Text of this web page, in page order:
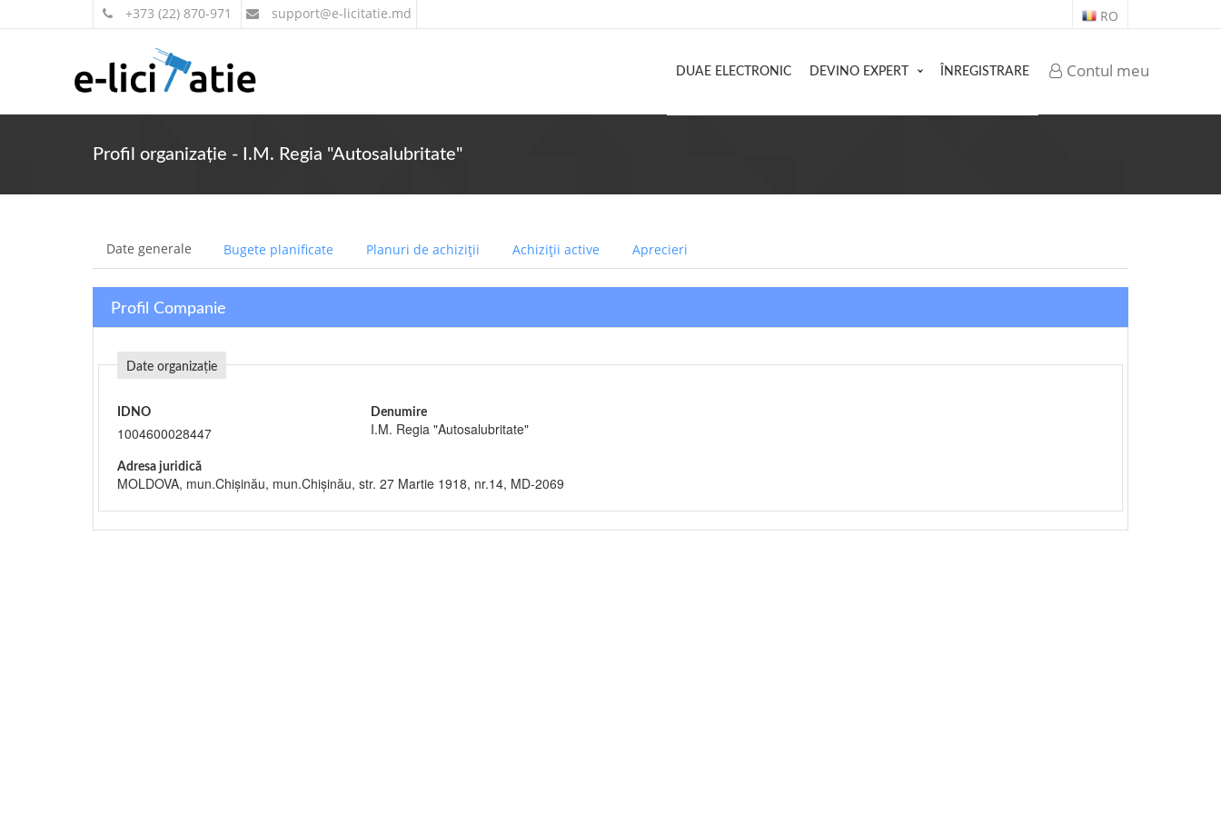
+373 (22) 870-971 support@e-licitatie.md RO
Contul meu
DUAE ELECTRONIC DEVINO EXPERT ÎNREGISTRARE
Profil organizație - I.M. Regia "Autosalubritate"
Date generale Bugete planificate Planuri de achiziții Achiziții active Aprecieri
Profil Companie
Date organizație
IDNO
1004600028447
Denumire
I.M. Regia "Autosalubritate"
Adresa juridică
MOLDOVA, mun.Chişinău, mun.Chişinău, str. 27 Martie 1918, nr.14, MD-2069